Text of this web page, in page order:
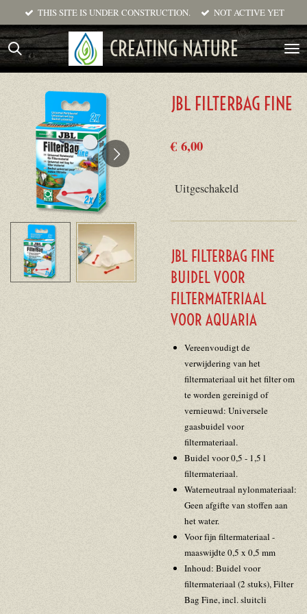
direct
naar
de
CREATING NATURE
THIS SITE IS UNDER CONSTRUCTION. NOT ACTIVE YET
JBL FILTERBAG FINE
€ 6,00
Uitgeschakeld
JBL FILTERBAG FINE
BUIDEL VOOR
FILTERMATERIAAL
VOOR AQUARIA
Vereenvoudigt de
verwijdering van het
filtermateriaal uit het filter om
te worden gereinigd of
vernieuwd: Universele
gaasbuidel voor
filtermateriaal.
Buidel voor 0,5 - 1,5 l
filtermateriaal.
Waterneutraal nylonmateriaal:
Geen afgifte van stoffen aan
het water.
Voor fijn filtermateriaal -
maaswijdte 0,5 x 0,5 mm
Inhoud: Buidel voor
filtermateriaal (2 stuks), Filter
Bag Fine, incl. sluitcli